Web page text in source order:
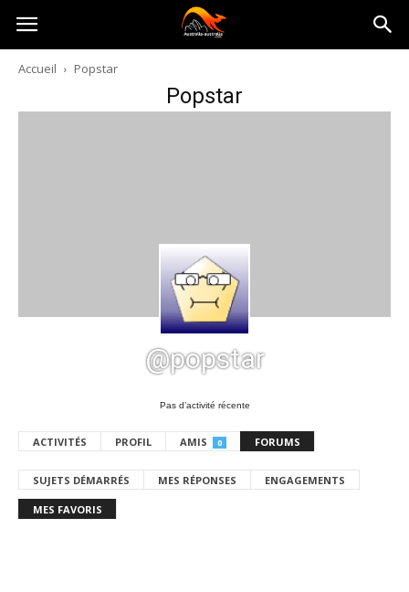
Australia-
australie.com
Accueil Popstar
Popstar
@popstar
Pas d’activité récente
ACTIVITÉS PROFIL AMIS 0 FORUMS
SUJETS DÉMARRÉS MES RÉPONSES ENGAGEMENTS
MES FAVORIS